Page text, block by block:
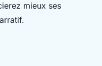
mieux ses